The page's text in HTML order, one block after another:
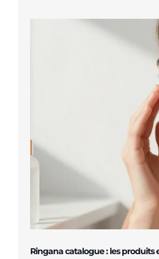
Ringana catalogue : les produits